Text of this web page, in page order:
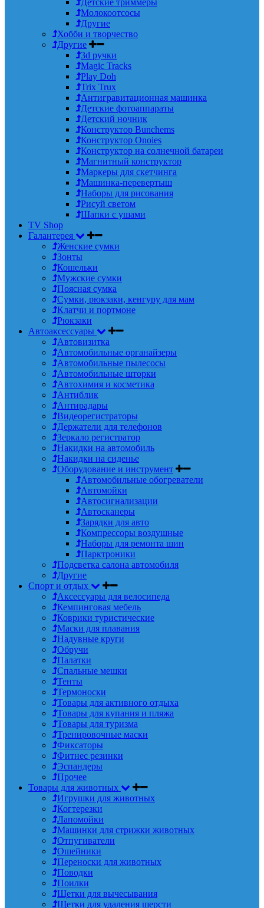
Молокоотсосы
Другие
Хобби и творчество
Другие
3d ручки
Magic Tracks
Play Doh
Trix Trux
Антигравитационная машинка
Детские фотоаппараты
Детский ночник
Конструктор Bunchems
Конструктор Onoies
Конструктор на солнечной батареи
Магнитный конструктор
Маркеры для скетчинга
Машинка-перевертыш
Наборы для рисования
Рисуй светом
Шапки с ушами
TV Shop
Галантерея
Женские сумки
Зонты
Кошельки
Мужские сумки
Поясная сумка
Сумки, рюкзаки, кенгуру для мам
Клатчи и портмоне
Рюкзаки
Автоаксессуары
Автовизитка
Автомобильные органайзеры
Автомобильные пылесосы
Автомобильные шторки
Автохимия и косметика
Антиблик
Антирадары
Видеорегистраторы
Держатели для телефонов
Зеркало регистратор
Накидки на автомобиль
Накидки на сиденье
Оборудование и инструмент
Автомобильные обогреватели
Автомойки
Автосигнализации
Автосканеры
Зарядки для авто
Компрессоры воздушные
Наборы для ремонта шин
Парктроники
Подсветка салона автомобиля
Другие
Спорт и отдых
Аксессуары для велосипеда
Кемпинговая мебель
Коврики туристические
Маски для плавания
Надувные круги
Обручи
Палатки
Спальные мешки
Тенты
Термоноски
Товары для активного отдыха
Товары для купания и пляжа
Товары для туризма
Тренировочные маски
Фиксаторы
Фитнес резинки
Эспандеры
Прочее
Товары для животных
Игрушки для животных
Когтерезки
Лапомойки
Машинки для стрижки животных
Отпугиватели
Ошейники
Переноски для животных
Поводки
Поилки
Щетки для вычесывания
Щетки для удаления шерсти